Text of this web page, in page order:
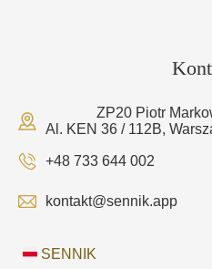
ZP20 Piotr
Al. KEN 36 / 112B,
+48 733 644 002
kontakt@sennik.app
SENNIK